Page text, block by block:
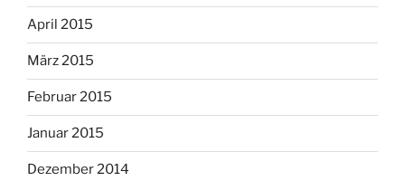
April 2015
März 2015
Februar 2015
Januar 2015
Dezember 2014